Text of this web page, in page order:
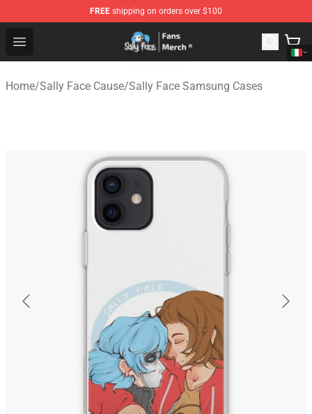
FREE shipping on orders over $100
Open menu
Sally Face Store - Official Sally Face Merchandise Shop
Home/Sally Face Cause/Sally Face Samsung Cases